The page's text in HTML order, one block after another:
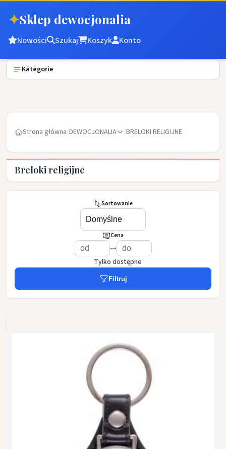
✦Sklep dewocjonalia
Nowości Szukaj Koszyk Konto
Kategorie
Strona główna/DEWOCJONALIA /BRELOKI RELIGIJNE
Breloki religijne
Sortowanie
Cena
—
Tylko dostępne
Filtruj